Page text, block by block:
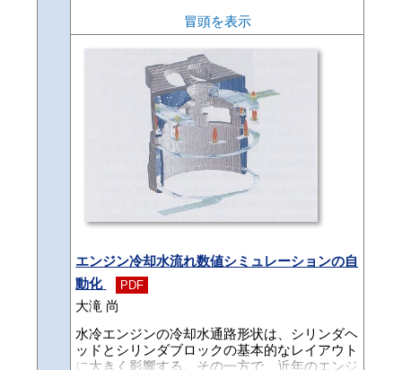
力性と省エネルギー性を有した恒温恒湿システ
ムを開発した。また、今回の開発においては、
受電容量の削減によるイニシャルコストの低
減、エネルギー源をガスにすることによるラン
ニングコストの低減も目的とした。
きく「社内のネットワーク（LAN）」と「国内
あるいは海外に点在する工場や関連会社とを結
ぶネットワーク（WAN）」に分類される。今
回紹介するのは、前者の「磐田本社におけるL
AN」についてであるが、情報システム室とし
ては後者についても同時並行的に整備を進めて
冒頭を表示
エンジン冷却水流れ数値シミュレーションの自
動化
PDF
大滝 尚
水冷エンジンの冷却水通路形状は、シリンダヘ
ッドとシリンダブロックの基本的なレイアウト
に大きく影響する。その一方で、近年のエンジ